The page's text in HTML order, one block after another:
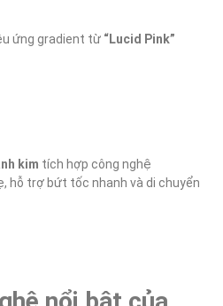
ứng gradient từ “Lucid Pink”
kim
hỗ trợ bứt tốc nhanh và di chuyển